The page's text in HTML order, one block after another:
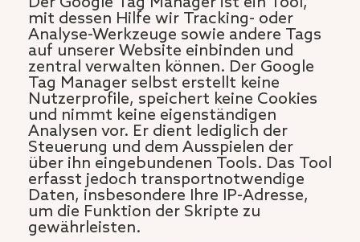
mit dessen Hilfe wir Tracking- oder
Analyse-Werkzeuge sowie andere Tags
auf unserer Website einbinden und
zentral verwalten können. Der Google
Tag Manager selbst erstellt keine
Nutzerprofile, speichert keine Cookies
und nimmt keine eigenständigen
Analysen vor. Er dient lediglich der
Steuerung und dem Ausspielen der
über ihn eingebundenen Tools. Das Tool
erfasst jedoch transportnotwendige
Daten, insbesondere Ihre IP-Adresse,
um die Funktion der Skripte zu
gewährleisten.